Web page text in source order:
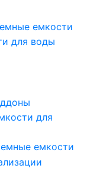
емкости
для воды
для
емкости